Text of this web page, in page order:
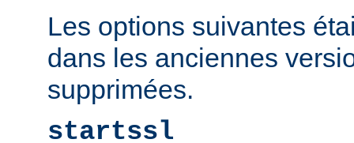
Les options suivantes
dans les anciennes
supprimées.
startssl